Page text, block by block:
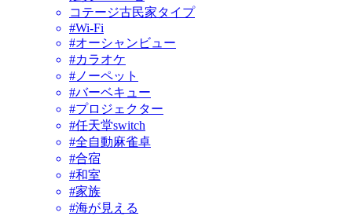
コテージ古民家タイプ
#Wi-Fi
#オーシャンビュー
#カラオケ
#ノーペット
#バーベキュー
#プロジェクター
#任天堂switch
#全自動麻雀卓
#合宿
#和室
#家族
#海が見える